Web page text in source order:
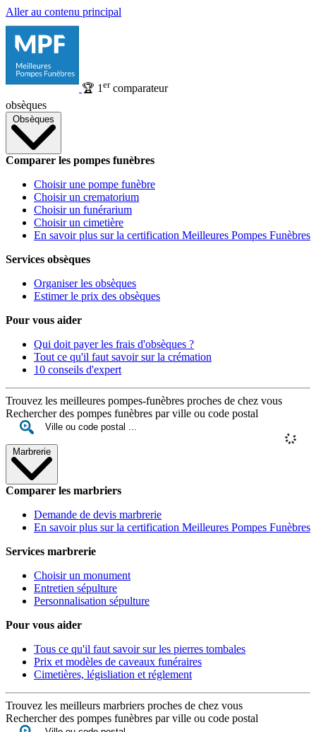
Aller au contenu principal
🏆 1 ercomparateur
obsèques
Obsèques
Comparer les pompes funèbres
Choisir une pompe funèbre
Choisir un crematorium
Choisir un funérarium
Choisir un cimetière
En savoir plus sur la certification Meilleures Pompes Funèbres
Services obsèques
Organiser les obsèques
Estimer le prix des obsèques
Pour vous aider
Qui doit payer les frais d'obsèques ?
Tout ce qu'il faut savoir sur la crémation
10 conseils d'expert
Trouvez les meilleures pompes-funèbres proches de chez vous
Rechercher des pompes funèbres par ville ou code postal
Marbrerie
Comparer les marbriers
Demande de devis marbrerie
En savoir plus sur la certification Meilleures Pompes Funèbres
Services marbrerie
Choisir un monument
Entretien sépulture
Personnalisation sépulture
Pour vous aider
Tous ce qu'il faut savoir sur les pierres tombales
Prix et modèles de caveaux funéraires
Cimetières, législiation et réglement
Trouvez les meilleurs marbriers proches de chez vous
Rechercher des pompes funèbres par ville ou code postal